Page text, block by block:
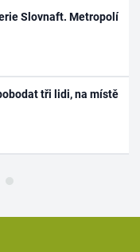
Slovnaft. Metropolí
tři lidi, na místě